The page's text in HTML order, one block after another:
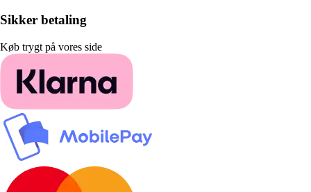
Sikker betaling
Køb trygt på vores side